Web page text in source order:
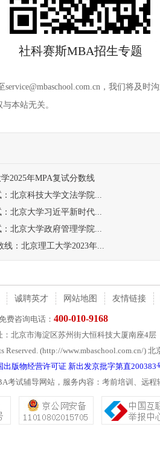
社科赛斯MBA招生专题
，我们将及时
本站无关。
2025年MPA复试分数线
：北京科技大学文法学院...
：北京大学习近平新时代...
：北京大学政府管理学院...
线：北京理工大学2023年...
诚聘英才 网站地图 友情链接
费咨询电话： 400-010-9168
：北京市海淀区苏州街大恒科技大厦南座4层
(http://www.mbaschool.com.cn/)
出版物经营许可证 新出发京批字第直200383
试辅导网站，服务内容：考前培训、远程